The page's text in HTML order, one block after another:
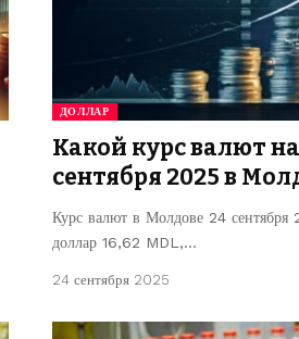
ДОЛЛАР
Какой курс валют
сентября 2025 в
Курс валют в Молдове 24 сентября
доллар 16,62 MDL,…
24 сентября 2025